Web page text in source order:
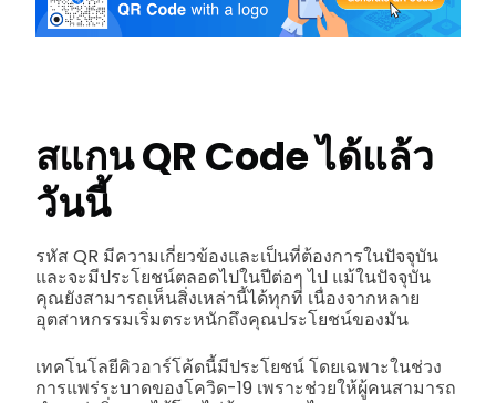
สแกน QR Code ได้แล้ว
วันนี้
รหัส QR มีความเกี่ยวข้องและเป็นที่ต้องการในปัจจุบัน
และจะมีประโยชน์ตลอดไปในปีต่อๆ ไป แม้ในปัจจุบัน
คุณยังสามารถเห็นสิ่งเหล่านี้ได้ทุกที่ เนื่องจากหลาย
อุตสาหกรรมเริ่มตระหนักถึงคุณประโยชน์ของมัน
เทคโนโลยีคิวอาร์โค้ดนี้มีประโยชน์ โดยเฉพาะในช่วง
การแพร่ระบาดของโควิด-19 เพราะช่วยให้ผู้คนสามารถ